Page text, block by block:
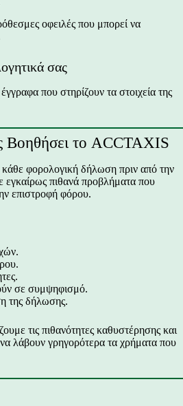
οφειλές που μπορεί να
σας
που στηρίζουν τα στοιχεία της
Βοηθήσει το ACCTAXIS
φορολογική δήλωση πριν από την
εγκαίρως πιθανά προβλήματα που
επιστροφή φόρου.
σε συμψηφισμό.
της δήλωσης.
τις πιθανότητες καθυστέρησης και
λάβουν γρηγορότερα τα χρήματα που